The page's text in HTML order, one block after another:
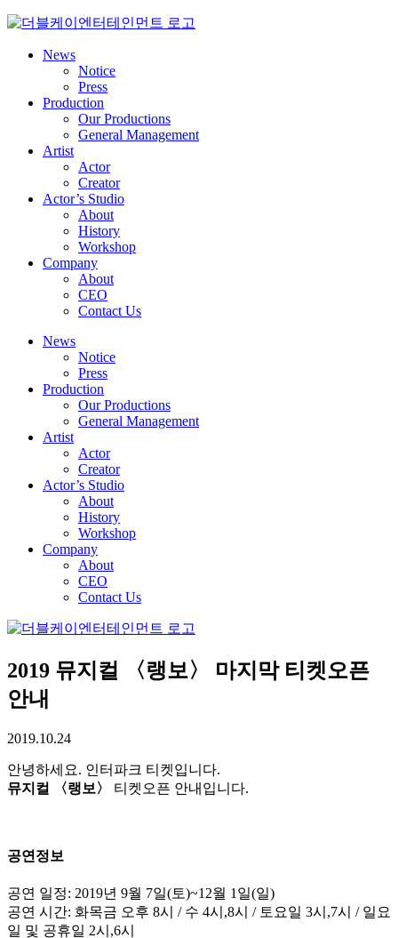
Skip
contentNews
Notice
Press
Production
Our Productions
General Management
Artist
Actor
Creator
Actor’s Studio
About
History
Workshop
Company
About
CEO
Contact Us
News
Notice
Press
Production
Our Productions
General Management
Artist
Actor
Creator
Actor’s Studio
About
History
Workshop
Company
About
CEO
Contact Us
2019 뮤지컬 〈랭보〉 마지막 티켓오픈
안내
2019.10.24
안녕하세요. 인터파크 티켓입니다.
뮤지컬 〈랭보〉
티켓오픈 안내입니다.
공연정보
공연 일정: 2019년 9월 7일(토)~12월 1일(일)
공연 시간: 화목금 오후 8시 / 수 4시,8시 / 토요일 3시,7시 / 일요
일 및 공휴일 2시,6시